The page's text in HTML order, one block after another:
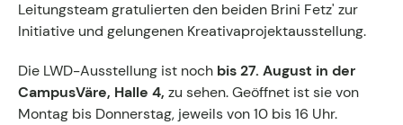
Leitungsteam gratulierten den beiden Brini Fetz' zur
Initiative und gelungenen Kreativaprojektausstellung.
Die LWD-Ausstellung ist noch bis 27. August in der
CampusVäre, Halle 4, zu sehen. Geöffnet ist sie von
Montag bis Donnerstag, jeweils von 10 bis 16 Uhr.